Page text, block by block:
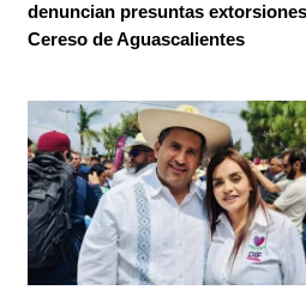
denuncian presuntas
Cereso de Aguascalientes